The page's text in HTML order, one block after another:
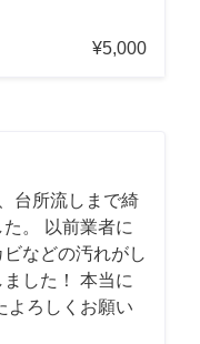
¥5,000
台所流しまで綺
。 以前業者に
などの汚れがし
した！ 本当に
よろしくお願い